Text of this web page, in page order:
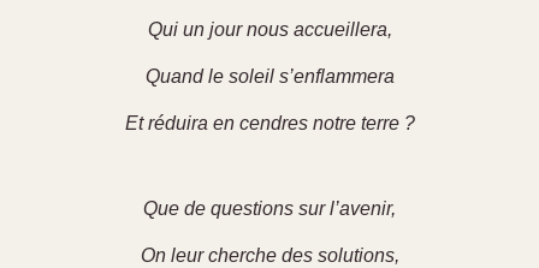
Qui un jour nous accueillera,
Quand le soleil s’enflammera
Et réduira en cendres notre terre ?
Que de questions sur l’avenir,
On leur cherche des solutions,